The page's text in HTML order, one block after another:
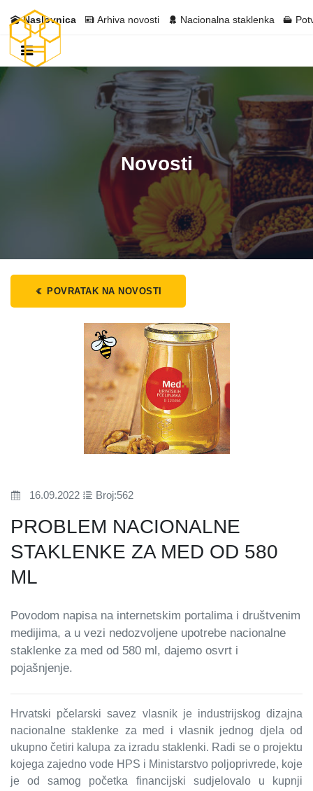
Naslovnica Arhiva novosti Nacionalna staklenka
Novosti
POVRATAK NA NOVOSTI
16.09.2022 Broj:562
PROBLEM NACIONALNE
STAKLENKE ZA MED OD 580
ML
Povodom napisa na internetskim portalima i društvenim
medijima, a u vezi nedozvoljene upotrebe nacionalne
staklenke za med od 580 ml, dajemo osvrt i
pojašnjenje.
Hrvatski pčelarski savez vlasnik je industrijskog dizajna
nacionalne staklenke za med i vlasnik jednog djela od
ukupno četiri kalupa za izradu staklenki. Radi se o projektu
kojega zajedno vode HPS i Ministarstvo poljoprivrede, koje
je od samog početka financijski sudjelovalo u kupnji